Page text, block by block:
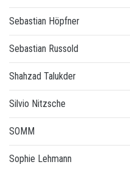
Sebastian Höpfner
Sebastian Russold
Shahzad Talukder
Silvio Nitzsche
SOMM
Sophie Lehmann